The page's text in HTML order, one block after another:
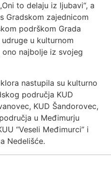
to delaju iz ljubavi“, a
Gradskom zajednicom
podrškom Grada
u kulturnom
najbolje iz svojeg
nastupila su kulturno
područja KUD
KUD Šandorovec,
u Međimurju
“Veseli Međimurci” i
Nedelišće.